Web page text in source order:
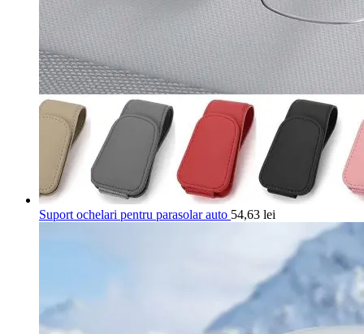
Suport ochelari pentru parasolar auto 54,63 lei